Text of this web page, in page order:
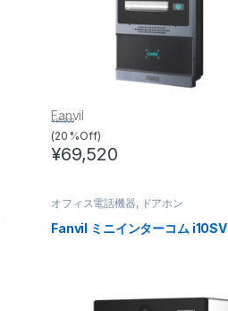
Fanvil
¥86,900
(20 %Off)
¥69,520
オフィス電話機器, ドアホン
Fanvil ミニインターコム i10SV